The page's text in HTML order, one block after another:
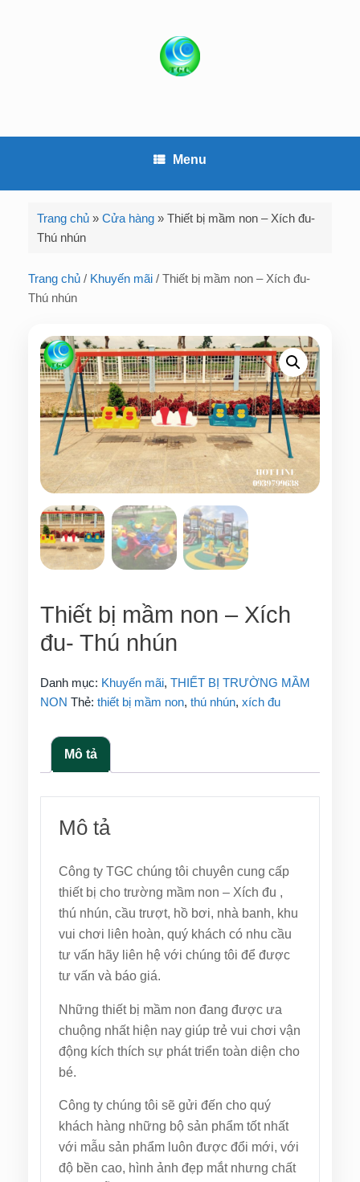
Menu
Trang chủ »Cửa hàng »Thiết bị mầm non – Xích đu-
Thú nhún
Trang chủ / Khuyến mãi / Thiết bị mầm non – Xích đu-
Thú nhún
Thiết bị mầm non – Xích
đu- Thú nhún
Danh mục: Khuyến mãi, THIẾT BỊ TRƯỜNG MẦM
NON Thẻ: thiết bị mầm non, thú nhún, xích đu
Mô tả
Mô tả
Công ty TGC chúng tôi chuyên cung cấp
thiết bị cho trường mầm non – Xích đu ,
thú nhún, cầu trượt, hồ bơi, nhà banh, khu
vui chơi liên hoàn, quý khách có nhu cầu
tư vấn hãy liên hệ với chúng tôi để được
tư vấn và báo giá.
Những thiết bị mầm non đang được ưa
chuộng nhất hiện nay giúp trẻ vui chơi vận
động kích thích sự phát triển toàn diện cho
bé.
Công ty chúng tôi sẽ gửi đến cho quý
khách hàng những bộ sản phẩm tốt nhất
với mẫu sản phẩm luôn được đổi mới, với
độ bền cao, hình ảnh đẹp mắt nhưng chất